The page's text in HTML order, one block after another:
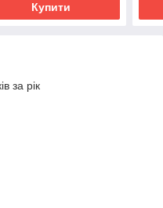
Купити
за рік